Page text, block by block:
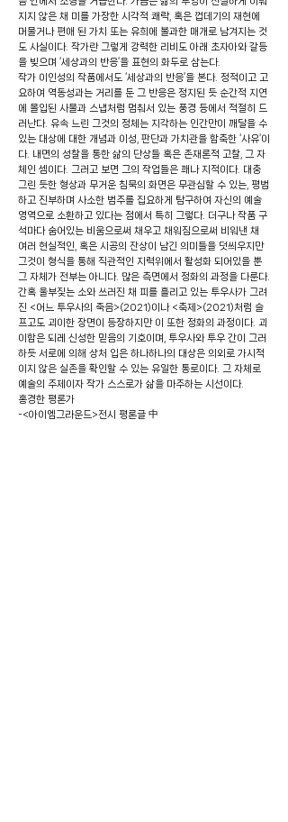
지지 않은 채 미를 가장한 시각적 쾌락, 혹은 껍데기의 재현에
머물거나 편애 된 가치 또는 유희에 불과한 매개로 남겨지는 것
도 사실이다. 작가란 그렇게 강력한 리비도 아래 초자아와 갈등
을 빚으며 ‘세상과의 반응’을 표현의 화두로 삼는다.
작가 이인성의 작품에서도 ‘세상과의 반응’을 본다. 정적이고 고
요하여 역동성과는 거리를 둔 그 반응은 정지된 듯 순간적 지연
에 몰입된 사물과 스냅처럼 멈춰서 있는 풍경 등에서 적절히 드
러난다. 유속 느린 그것의 정체는 지각하는 인간만이 깨달을 수
있는 대상에 대한 개념과 이성, 판단과 가치관을 함축한 ‘사유’이
다. 내면의 성찰을 통한 삶의 단상들 혹은 존재론적 고찰, 그 자
체인 셈이다. 그러고 보면 그의 작업들은 꽤나 지적이다. 대충
그린 듯한 형상과 무거운 침묵의 화면은 무관심할 수 있는, 평범
하고 진부하며 사소한 범주를 집요하게 탐구하여 자신의 예술
영역으로 소환하고 있다는 점에서 특히 그렇다. 더구나 작품 구
석마다 숨어있는 비움으로써 채우고 채워짐으로써 비워낸 채
여러 현실적인, 혹은 시공의 잔상이 남긴 의미들을 덧씌우지만
그것이 형식을 통해 직관적인 지력위에서 활성화 되어있을 뿐
그 자체가 전부는 아니다. 많은 측면에서 정화의 과정을 다룬다.
간혹 울부짖는 소와 쓰러진 채 피를 흘리고 있는 투우사가 그려
진 <어느 투우사의 죽음>(2021)이나 <축제>(2021)처럼 슬
프고도 괴이한 장면이 등장하지만 이 또한 정화의 과정이다. 괴
이함은 되레 신성한 믿음의 기호이며, 투우사와 투우 간이 그러
하듯 서로에 의해 상처 입은 하나하나의 대상은 의외로 가시적
이지 않은 실존을 확인할 수 있는 유일한 통로이다. 그 자체로
예술의 주제이자 작가 스스로가 삶을 마주하는 시선이다.
홍경한 평론가
-<아이엠그라운드>전시 평론글 中